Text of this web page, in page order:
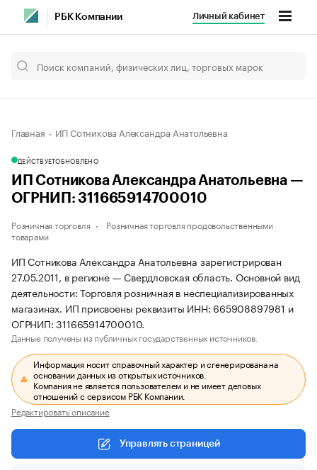
РБК Компании Личный кабинет
Главная ИП Сотникова Александра Анатольевна
ДЕЙСТВУЕТОБНОВЛЕНО
ИП Сотникова Александра Анатольевна —
ОГРНИП: 311665914700010
Розничная торговля
Розничная торговля продовольственными
товарами
ИП Сотникова Александра Анатольевна зарегистрирован
27.05.2011, в регионе — Свердловская область. Основной вид
деятельности: Торговля розничная в неспециализированных
магазинах. ИП присвоены реквизиты ИНН: 665908897981 и
ОГРНИП: 311665914700010.
Данные получены из публичных государственных источников.
Информация носит справочный характер и сгенерирована на
основании данных из открытых источников.
Компания не является пользователем и не имеет деловых
отношений с сервисом РБК Компании.
Редактировать описание
Управлять страницей